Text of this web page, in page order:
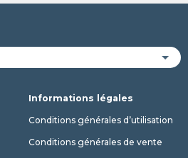
Informations légales
Conditions générales d’utilisation
Conditions générales de vente